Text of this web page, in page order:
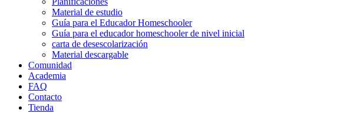
Material de estudio
Guía para el Educador Homeschooler
Guía para el educador homeschooler de nivel inicial
carta de desescolarización
Material descargable
Comunidad
Academia
FAQ
Contacto
Tienda